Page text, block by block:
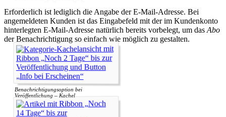
Erforderlich ist lediglich die Angabe der E-Mail-Adresse. Bei
angemeldeten Kunden ist das Eingabefeld mit der im Kundenkonto
hinterlegten E-Mail-Adresse natürlich bereits vorbelegt, um das Abo
der Benachrichtigung so einfach wie möglich zu gestalten.
Benachrichtigungsoption bei
Veröffentlichung – Kachel